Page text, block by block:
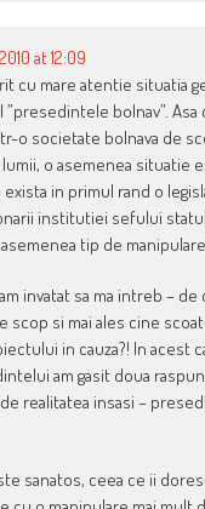
at 12:09
cu mare atentie situatia
”presedintele bolnav”. Asa
o societate bolnava de
o asemenea situatie
in primul rand o
institutiei sefului
tip de
invatat sa ma intreb –
scop si mai ales cine
in cauza?! In acest
am gasit doua
realitatea insasi –
sanatos, ceea ce ii